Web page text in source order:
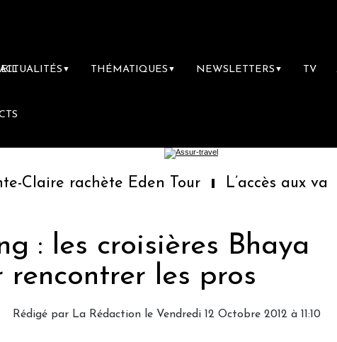
ACTUALITÉS ▼ THÉMATIQUES ▼ NEWSLETTERS ▼ TV
rachète Eden Tour L’accès aux
: les croisières Bhaya
rencontrer les pros
Rédigé par La Rédaction le Vendredi 12 Octobre 2012 à 11:10